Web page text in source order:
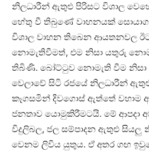
නිලධාරීන් ඇතුළු පිරිසට විශාල
හේතු වී තිබුණේ වාහනයක්
විශාල වාහන තිබෙන ආයතනවල
නොමැතිවීමත්, එම නිසා යතුරු
තිබිණි. බෝට්ටුව නොමැති වීම නිසා
වෙලාවේ සිටි රජයේ නිලධාරීන්
කෑගසමින් දිවගොස් ඇත්තේ වහාම
ජනතාව යොමුකිරීමටයි. මේ ආපදා
විදුලිබල, ජල සම්පාදන ඇතුළු සියලු
වෙනම ලිවිය යුතුය. ඒ අතර ගඟ